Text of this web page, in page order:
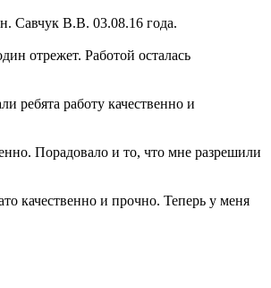
Савчук В.В. 03.08.16 года.
отрежет. Работой осталась
ребята работу качественно и
Порадовало и то, что мне разрешили
качественно и прочно. Теперь у меня